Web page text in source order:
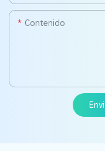
Contenido